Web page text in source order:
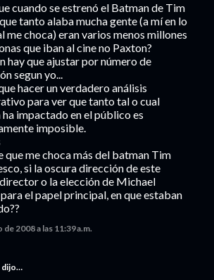
cuando se estrenó el Batman de Tim
tanto alaba mucha gente (a mí en lo
me choca) eran varios menos millones
que iban al cine no Paxton?
hay que ajustar por número de
segun yo...
hacer un verdadero análisis
para ver que tanto tal o cual
impactado en el público es
imposible.
que me choca más del batman Tim
si la oscura dirección de este
o la elección de Michael
el papel principal, en que estaban
de 2008 a las 11:39 a.m.
dijo…